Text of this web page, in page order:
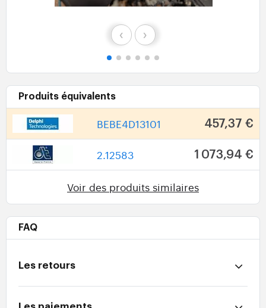
Produits équivalents
BEBE4D13101 457,37 €
2.12583 1 073,94 €
Voir des produits similaires
FAQ
Les retours